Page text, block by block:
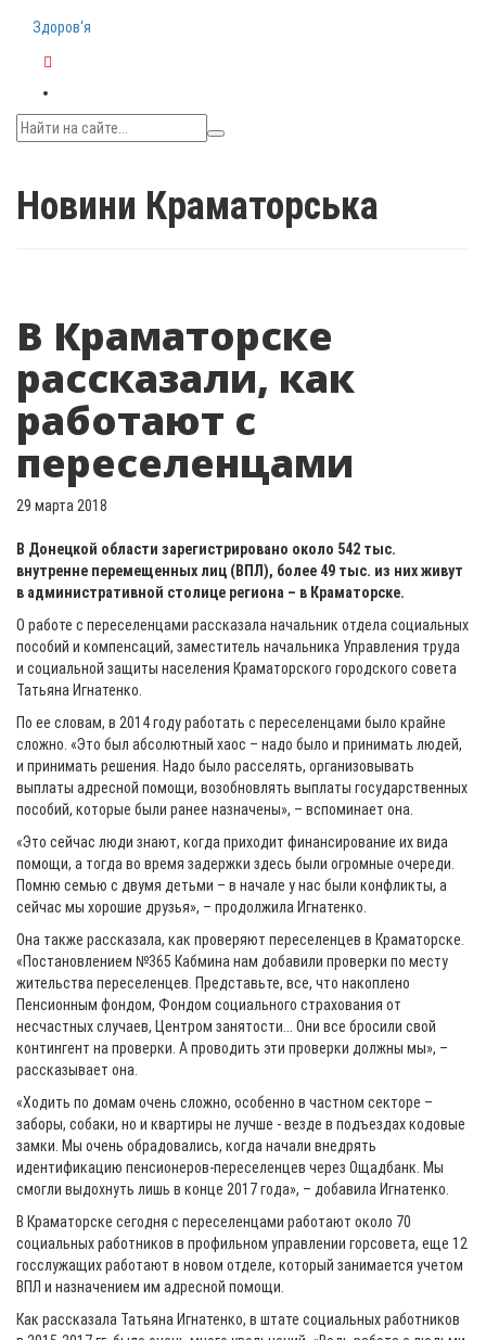
Здоров‘я
Новини Краматорська
В Краматорске
рассказали, как
работают с
переселенцами
29 марта 2018
В Донецкой области зарегистрировано около 542 тыс.
внутренне перемещенных лиц (ВПЛ), более 49 тыс. из них живут
в административной столице региона – в Краматорске.
О работе с переселенцами рассказала начальник отдела социальных
пособий и компенсаций, заместитель начальника Управления труда
и социальной защиты населения Краматорского городского совета
Татьяна Игнатенко.
По ее словам, в 2014 году работать с переселенцами было крайне
сложно. «Это был абсолютный хаос – надо было и принимать людей,
и принимать решения. Надо было расселять, организовывать
выплаты адресной помощи, возобновлять выплаты государственных
пособий, которые были ранее назначены», – вспоминает она.
«Это сейчас люди знают, когда приходит финансирование их вида
помощи, а тогда во время задержки здесь были огромные очереди.
Помню семью с двумя детьми – в начале у нас были конфликты, а
сейчас мы хорошие друзья», – продолжила Игнатенко.
Она также рассказала, как проверяют переселенцев в Краматорске.
«Постановлением №365 Кабмина нам добавили проверки по месту
жительства переселенцев. Представьте, все, что накоплено
Пенсионным фондом, Фондом социального страхования от
несчастных случаев, Центром занятости... Они все бросили свой
контингент на проверки. А проводить эти проверки должны мы», –
рассказывает она.
«Ходить по домам очень сложно, особенно в частном секторе –
заборы, собаки, но и квартиры не лучше - везде в подъездах кодовые
замки. Мы очень обрадовались, когда начали внедрять
идентификацию пенсионеров-переселенцев через Ощадбанк. Мы
смогли выдохнуть лишь в конце 2017 года», – добавила Игнатенко.
В Краматорске сегодня с переселенцами работают около 70
социальных работников в профильном управлении горсовета, еще 12
госслужащих работают в новом отделе, который занимается учетом
ВПЛ и назначением им адресной помощи.
Как рассказала Татьяна Игнатенко, в штате социальных работников